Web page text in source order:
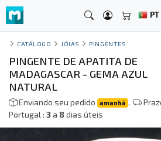
PT
CATÁLOGO JÓIAS PINGENTES
PINGENTE DE APATITA DE
MADAGASCAR - GEMA AZUL
NATURAL
Enviando seu pedido amanhã .
Portugal : 3a 8dias úteis